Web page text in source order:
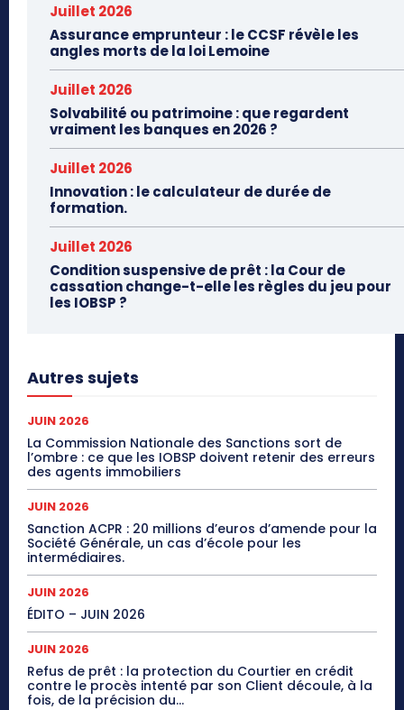
Juillet 2026
Assurance emprunteur : le CCSF révèle les
angles morts de la loi Lemoine
Juillet 2026
Solvabilité ou patrimoine : que regardent
vraiment les banques en 2026 ?
Juillet 2026
Innovation : le calculateur de durée de
formation.
Juillet 2026
Condition suspensive de prêt : la Cour de
cassation change-t-elle les règles du jeu pour
les IOBSP ?
Autres sujets
JUIN 2026
La Commission Nationale des Sanctions sort de
l’ombre : ce que les IOBSP doivent retenir des erreurs
des agents immobiliers
JUIN 2026
Sanction ACPR : 20 millions d’euros d’amende pour la
Société Générale, un cas d’école pour les
intermédiaires.
JUIN 2026
ÉDITO – JUIN 2026
JUIN 2026
Refus de prêt : la protection du Courtier en crédit
contre le procès intenté par son Client découle, à la
fois, de la précision du...